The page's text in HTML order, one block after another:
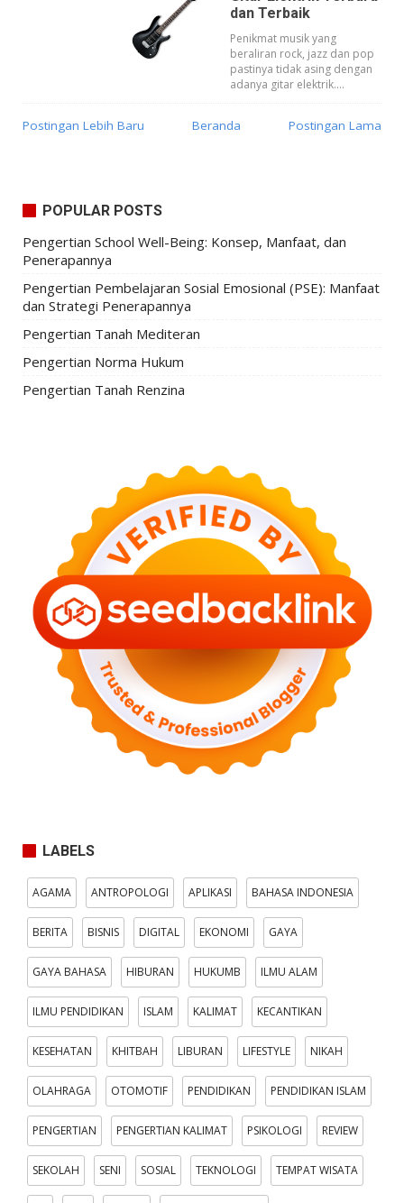
dan Terbaik
Penikmat musik yang
beraliran rock, jazz dan pop
pastinya tidak asing dengan
adanya gitar elektrik....
Postingan Lebih Baru Postingan Lama
Beranda
POPULAR POSTS
Pengertian School Well-Being: Konsep, Manfaat, dan
Penerapannya
Pengertian Pembelajaran Sosial Emosional (PSE): Manfaat
dan Strategi Penerapannya
Pengertian Tanah Mediteran
Pengertian Norma Hukum
Pengertian Tanah Renzina
LABELS
AGAMA ANTROPOLOGI APLIKASI BAHASA INDONESIA
BERITA BISNIS DIGITAL EKONOMI GAYA
GAYA BAHASA HIBURAN HUKUMB ILMU ALAM
ILMU PENDIDIKAN ISLAM KALIMAT KECANTIKAN
KESEHATAN KHITBAH LIBURAN LIFESTYLE NIKAH
OLAHRAGA OTOMOTIF PENDIDIKAN PENDIDIKAN ISLAM
PENGERTIAN PENGERTIAN KALIMAT PSIKOLOGI REVIEW
SEKOLAH SENI SOSIAL TEKNOLOGI TEMPAT WISATA